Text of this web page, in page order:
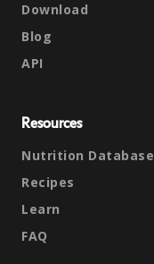
Download
Blog
API
Resources
Nutrition Database
Recipes
Learn
FAQ